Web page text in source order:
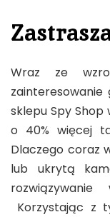
Wraz ze
zainteresowanie
sklepu Spy Shop
o 40% więcej
Dlaczego coraz
lub ukrytą
Korzystając z